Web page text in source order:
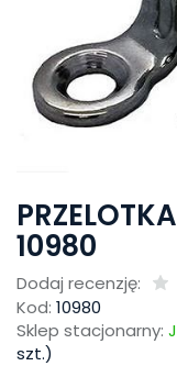
10980
Dodaj recenzję:
Kod: 10980
Sklep stacjonarny:
szt.)